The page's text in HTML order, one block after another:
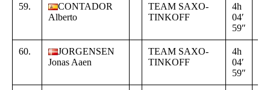
59.
CONTADOR
Alberto
TEAM SAXO-
TINKOFF
4h
04′
59″
60.
JORGENSEN
Jonas Aaen
TEAM SAXO-
TINKOFF
4h
04′
59″